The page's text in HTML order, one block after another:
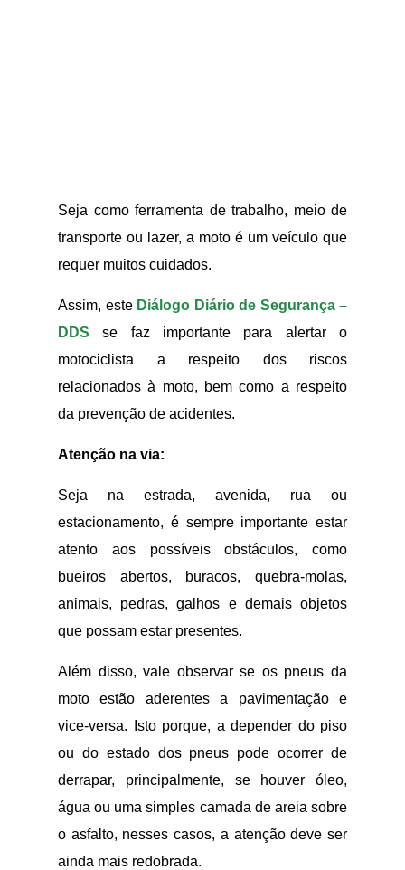
Seja como ferramenta de trabalho, meio de
transporte ou lazer, a moto é um veículo que
requer muitos cuidados.
Assim, este Diálogo Diário de Segurança –
DDS se faz importante para alertar o
motociclista a respeito dos riscos
relacionados à moto, bem como a respeito
da prevenção de acidentes.
Atenção na via:
Seja na estrada, avenida, rua ou
estacionamento, é sempre importante estar
atento aos possíveis obstáculos, como
bueiros abertos, buracos, quebra-molas,
animais, pedras, galhos e demais objetos
que possam estar presentes.
Além disso, vale observar se os pneus da
moto estão aderentes a pavimentação e
vice-versa. Isto porque, a depender do piso
ou do estado dos pneus pode ocorrer de
derrapar, principalmente, se houver óleo,
água ou uma simples camada de areia sobre
o asfalto, nesses casos, a atenção deve ser
ainda mais redobrada.